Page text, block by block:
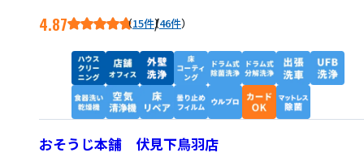
4.87 15件/46件
おそうじ本舗 伏見下鳥羽店